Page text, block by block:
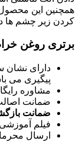
همچنین این
کردن زیر چشم ها
برتری روغن
دارای نشان
پیگیری می
مشاوره
ضمانت
ضمانت
فیلم
ارسال